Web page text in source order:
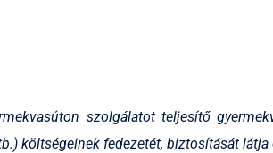
szolgálatot teljesítő
költségeinek fedezetét, biztosítását látja